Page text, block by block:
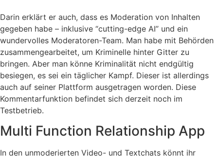
Darin erklärt er auch, dass es Moderation von Inhalten
gegeben habe – inklusive “cutting-edge AI” und ein
wundervolles Moderatoren-Team. Man habe mit Behörden
zusammengearbeitet, um Kriminelle hinter Gitter zu
bringen. Aber man könne Kriminalität nicht endgültig
besiegen, es sei ein täglicher Kampf. Dieser ist allerdings
auch auf seiner Plattform ausgetragen worden. Diese
Kommentarfunktion befindet sich derzeit noch im
Testbetrieb.
Multi Function Relationship App
In den unmoderierten Video- und Textchats könnt ihr